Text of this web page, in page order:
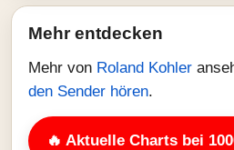
Mehr entdecken
Mehr von Roland Kohler
den Sender hören.
🔥 Aktuelle Charts bei